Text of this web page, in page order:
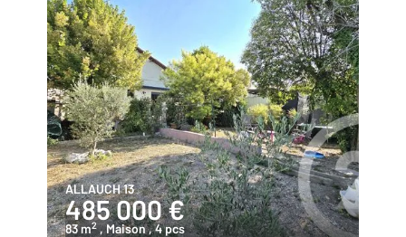
ALLAUCH 13
485 000 €
83 m2 , Maison, 4 pcs